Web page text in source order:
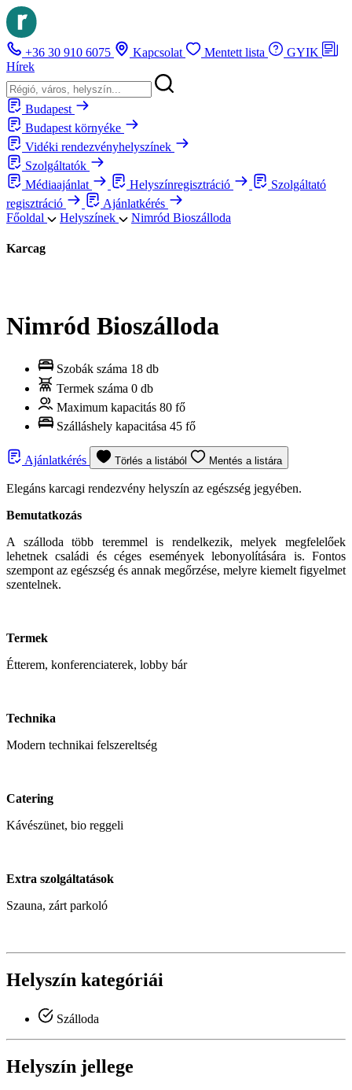
+36 30 910 6075 Kapcsolat Mentett lista
GYIK
Hírek
Budapest
Budapest környéke
Vidéki rendezvényhelyszínek
Szolgáltatók
Médiaajánlat
Helyszínregisztráció
Szolgáltató
regisztráció
Ajánlatkérés
Főoldal
Helyszínek Nimród Bioszálloda
Karcag
Nimród Bioszálloda
Szobák száma 18 db
Termek száma 0 db
Maximum kapacitás 80 fő
Szálláshely kapacitása 45 fő
Ajánlatkérés Törlés a listából Mentés a listára
Elegáns karcagi rendezvény helyszín az egészség jegyében.
Bemutatkozás
A szálloda több teremmel is rendelkezik, melyek megfelelőek
lehetnek családi és céges események lebonyolítására is. Fontos
szempont az egészség és annak megőrzése, melyre kiemelt figyelmet
szentelnek.
Termek
Étterem, konferenciaterek, lobby bár
Technika
Modern technikai felszereltség
Catering
Kávészünet, bio reggeli
Extra szolgáltatások
Szauna, zárt parkoló
Helyszín kategóriái
Szálloda
Helyszín jellege